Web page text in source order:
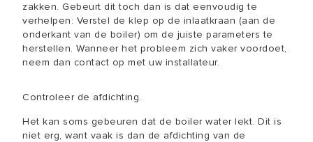
zakken. Gebeurt dit toch dan is dat eenvoudig te
verhelpen: Verstel de klep op de inlaatkraan (aan de
onderkant van de boiler) om de juiste parameters te
herstellen. Wanneer het probleem zich vaker voordoet,
neem dan contact op met uw installateur.
Controleer de afdichting.
Het kan soms gebeuren dat de boiler water lekt. Dit is
niet erg, want vaak is dan de afdichting van de